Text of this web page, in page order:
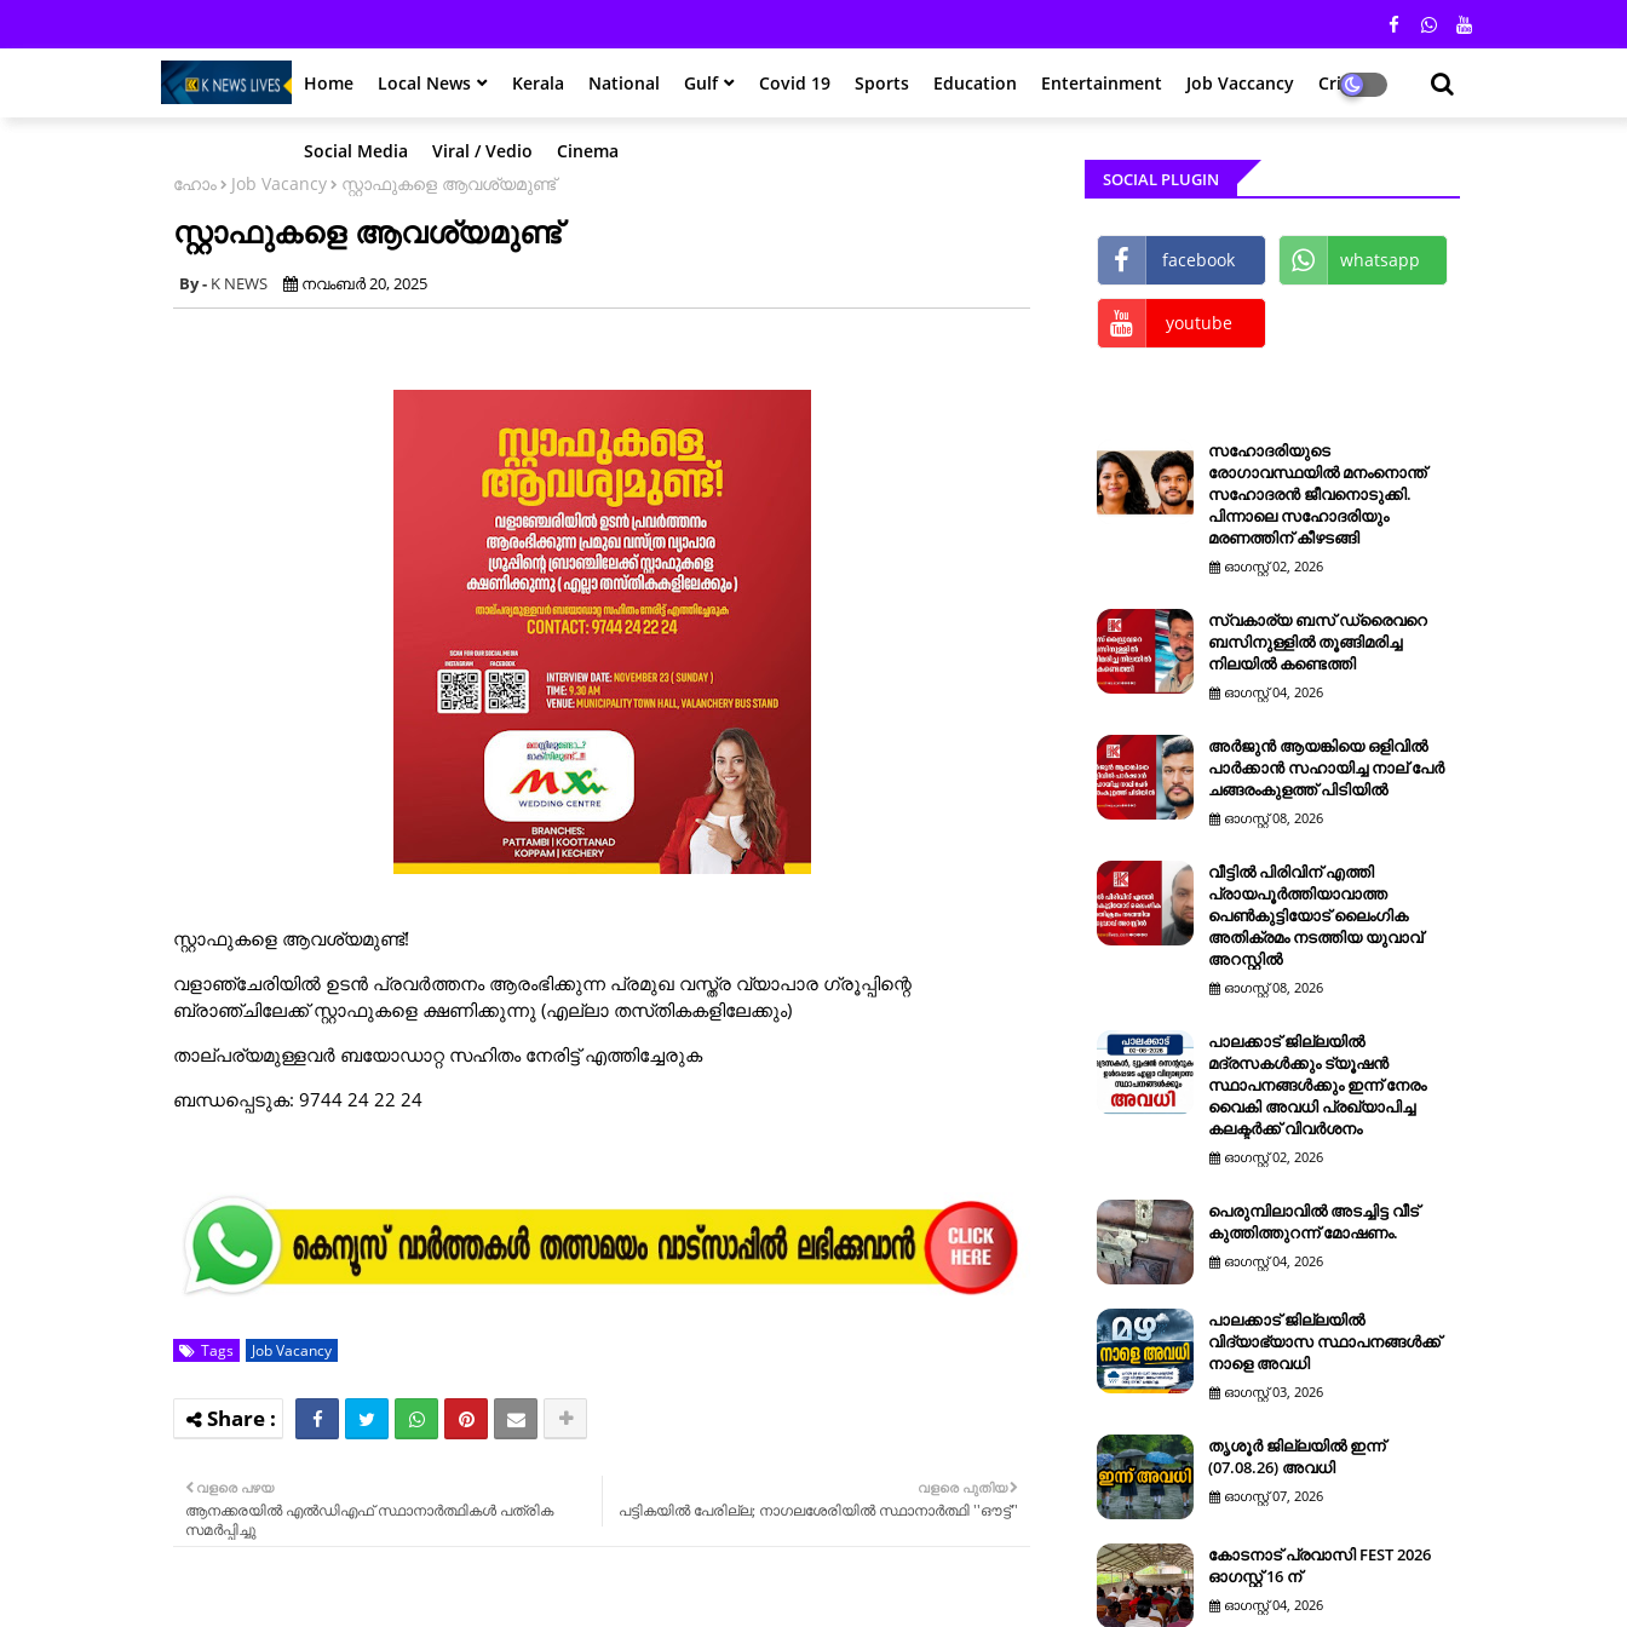
Home Local News Kerala National Gulf Covid 19 Sports Education Entertainment Job Vaccancy Crime
Social Media Viral / Vedio
Cinema
ഹോം
Job Vacancy സ്റ്റാഫുകളെ ആവശ്യമുണ്ട്
സ്റ്റാഫുകളെ ആവശ്യമുണ്ട്
K NEWS നവംബർ 20, 2025
സ്റ്റാഫുകളെ ആവശ്യമുണ്ട്!
വളാഞ്ചേരിയിൽ ഉടൻ പ്രവർത്തനം ആരംഭിക്കുന്ന പ്രമുഖ വസ്ത്ര വ്യാപാര ഗ്രൂപ്പിന്റെ
ബ്രാഞ്ചിലേക്ക് സ്റ്റാഫുകളെ ക്ഷണിക്കുന്നു (എല്ലാ തസ്‌തികകളിലേക്കും)
താല്‌പര്യമുള്ളവർ ബയോഡാറ്റ സഹിതം നേരിട്ട് എത്തിച്ചേരുക
ബന്ധപ്പെടുക: 9744 24 22 24
Tags Job Vacancy
വളരെ പുതിയ
പട്ടികയില്‍ പേരില്ല; നാഗലശേരിയിൽ സ്ഥാനാര്‍ത്ഥി ''ഔട്ട്''
വളരെ പഴയ
ആനക്കരയിൽ എൽഡിഎഫ് സ്ഥാനാർത്ഥികൾ പത്രിക
സമർപ്പിച്ചു
SOCIAL PLUGIN
facebook whatsapp
youtube
സഹോദരിയുടെ
രോഗാവസ്ഥയിൽ മനംനൊന്ത്
സഹോദരൻ ജീവനൊടുക്കി.
പിന്നാലെ സഹോദരിയും
മരണത്തിന് കീഴടങ്ങി
ഓഗസ്റ്റ് 02, 2026
സ്വകാര്യ ബസ് ഡ്രൈവറെ
ബസിനുള്ളിൽ തൂങ്ങിമരിച്ച
നിലയിൽ കണ്ടെത്തി
ഓഗസ്റ്റ് 04, 2026
അർജുൻ ആയങ്കിയെ ഒളിവിൽ
പാർക്കാൻ സഹായിച്ച നാല് പേര്‍
ചങ്ങരംകുളത്ത് പിടിയില്‍
ഓഗസ്റ്റ് 08, 2026
വീട്ടിൽ പിരിവിന് എത്തി
പ്രായപൂർത്തിയാവാത്ത
പെൺകുട്ടിയോട് ലൈംഗിക
അതിക്രമം നടത്തിയ യുവാവ്
അറസ്റ്റിൽ
ഓഗസ്റ്റ് 08, 2026
പാലക്കാട് ജില്ലയിൽ
മദ്രസകൾക്കും ട്യൂഷൻ
സ്ഥാപനങ്ങൾക്കും ഇന്ന് നേരം
വൈകി അവധി പ്രഖ്യാപിച്ച
കലക്ടർക്ക് വിവർശനം
ഓഗസ്റ്റ് 02, 2026
പെരുമ്പിലാവിൽ അടച്ചിട്ട വീട്
കുത്തിത്തുറന്ന് മോഷണം.
ഓഗസ്റ്റ് 04, 2026
പാലക്കാട് ജില്ലയിൽ
വിദ്യാഭ്യാസ സ്ഥാപനങ്ങൾക്ക്
നാളെ അവധി
ഓഗസ്റ്റ് 03, 2026
തൃശൂർ ജില്ലയിൽ ഇന്ന്
(07.08.26) അവധി
ഓഗസ്റ്റ് 07, 2026
കോടനാട് പ്രവാസി FEST 2026
ഓഗസ്റ്റ് 16 ന്
ഓഗസ്റ്റ് 04, 2026